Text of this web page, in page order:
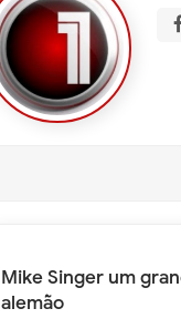
Mike Singer um
alemão